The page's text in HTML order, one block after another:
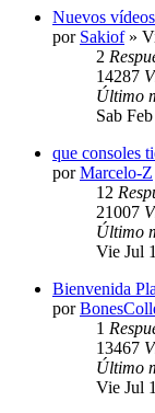
Nuevos
por Sakiof»
2
14287
Último
Sab
que consoles
porMarcelo-Z
12
21007
Último
Vie Jul
Bienvenida
por
1
13467
Último
Vie Jul